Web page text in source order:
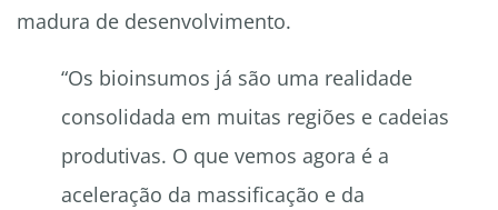
madura de desenvolvimento.
“Os bioinsumos já são uma realidade
consolidada em muitas regiões e cadeias
produtivas. O que vemos agora é a
aceleração da massificação e da